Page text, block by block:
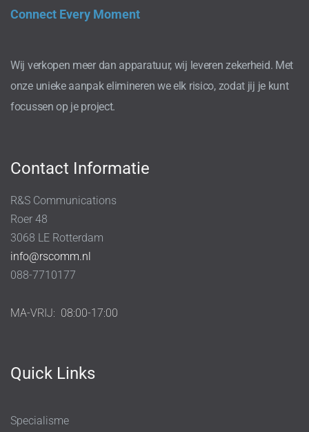
Connect Every Moment
Wij verkopen meer dan apparatuur, wij leveren zekerheid. Met
onze unieke aanpak elimineren we elk risico, zodat jij je kunt
focussen op je project.
Contact Informatie
R&S Communications
Roer 48
3068 LE Rotterdam
info@rscomm.nl
088-7710177
MA-VRIJ: 08:00-17:00
Quick Links
Specialisme